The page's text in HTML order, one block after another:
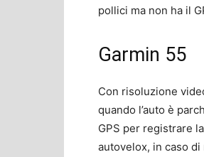
pollici ma non ha il
Garmin 55
Con risoluzione
quando l’auto è
GPS per registrare
autovelox, in caso